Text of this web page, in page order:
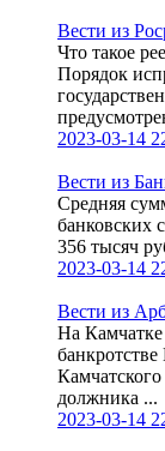
Вести из
Что такое
Порядок
2023-03-14
Вести из
Средняя
банковских
356 тысяч
2023-03-14
Вести из
На Камчатке
должника ...
2023-03-14